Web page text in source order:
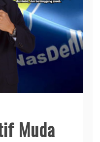
Muda